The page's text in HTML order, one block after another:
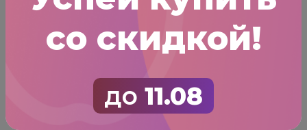
со скидкой!
до 11.08
Засыпать все оставшейся питательной
смесью, чтобы корневая шейка была на
уровне земли.
Землю уплотнить.
Кустарник полить.
Мульчировать саженец торфом.